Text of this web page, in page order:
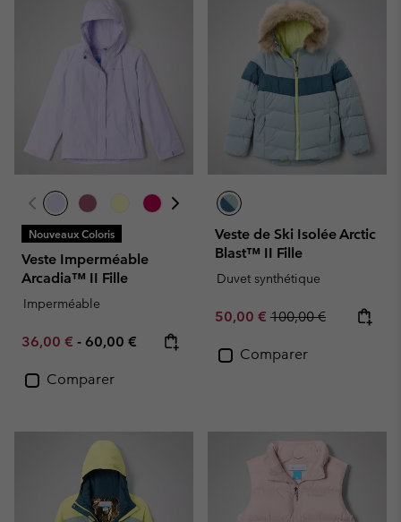
Nouveaux Coloris
Veste Imperméable
Arcadia™ II Fille
Imperméable
Minimum sale price:
36,00 € - Maximum price:
60,00 €
Comparer
Veste de Ski Isolée Arctic
Blast™ II Fille
Duvet synthétique
Sale price:
50,00 € Regular price:
100,00 €
Comparer